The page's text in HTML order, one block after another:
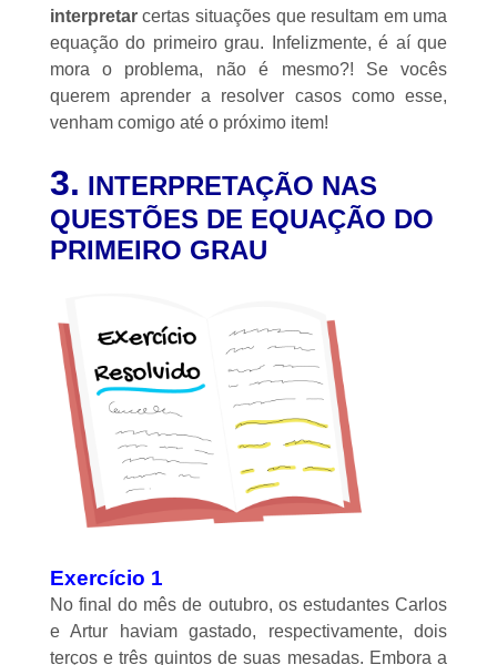
interpretarcertas situações que resultam em uma
equação do primeiro grau. Infelizmente, é aí que
mora o problema, não é mesmo?! Se vocês
querem aprender a resolver casos como esse,
venham comigo até o próximo item!
3. INTERPRETAÇÃO NAS
QUESTÕES DE EQUAÇÃO DO
PRIMEIRO GRAU
Exercício 1
No final do mês de outubro, os estudantes Carlos
e Artur haviam gastado, respectivamente, dois
terços e três quintos de suas mesadas. Embora a